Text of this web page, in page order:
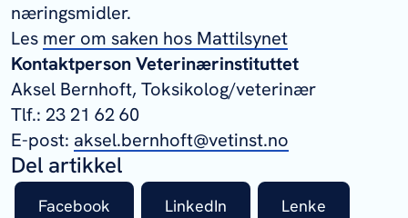
næringsmidler.
Les mer om saken hos Mattilsynet
Kontaktperson Veterinærinstituttet
Aksel Bernhoft, Toksikolog/veterinær
Tlf.: 23 21 62 60
E-post: aksel.bernhoft@vetinst.no
Del artikkel
Facebook LinkedIn Lenke